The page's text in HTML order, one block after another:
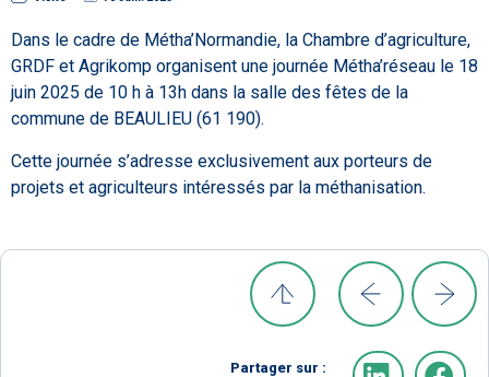
Dans le cadre de Métha’Normandie, la Chambre d’agriculture,
GRDF et Agrikomp organisent une journée Métha’réseau le 18
juin 2025 de 10 h à 13h dans la salle des fêtes de la
commune de BEAULIEU (61 190).
Cette journée s’adresse exclusivement aux porteurs de
projets et agriculteurs intéressés par la méthanisation.
Partager sur :